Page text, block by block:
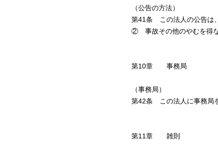
（公告の方法）
第41条 この法人の公告は
② 事故その他のやむを得な
第10章 事務局
（事務局）
第42条 この法人に事務局
第11章 雑則